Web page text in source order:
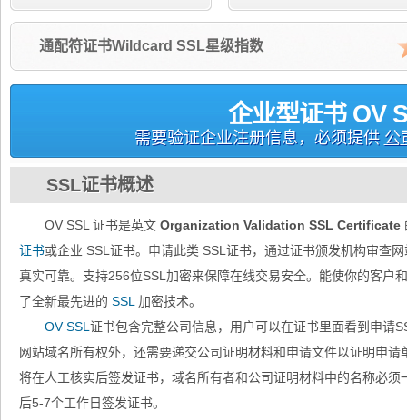
通配符证书Wildcard SSL星级指数
企业型证书 OV
需要验证企业注册信息，必须提供 公
SSL证书概述
OV SSL 证书是英文 Organization Validation SSL Certificate
证书或企业 SSL证书。申请此类 SSL证书，通过证书颁发机构审查
真实可靠。支持256位SSL加密来保障在线交易安全。能使你的客户
了全新最先进的 SSL 加密技术。
OV SSL 证书包含完整公司信息，用户可以在证书里面看到申请
网站域名所有权外，还需要递交公司证明材料和申请文件以证明申
将在人工核实后签发证书，域名所有者和公司证明材料中的名称必
后5-7个工作日签发证书。